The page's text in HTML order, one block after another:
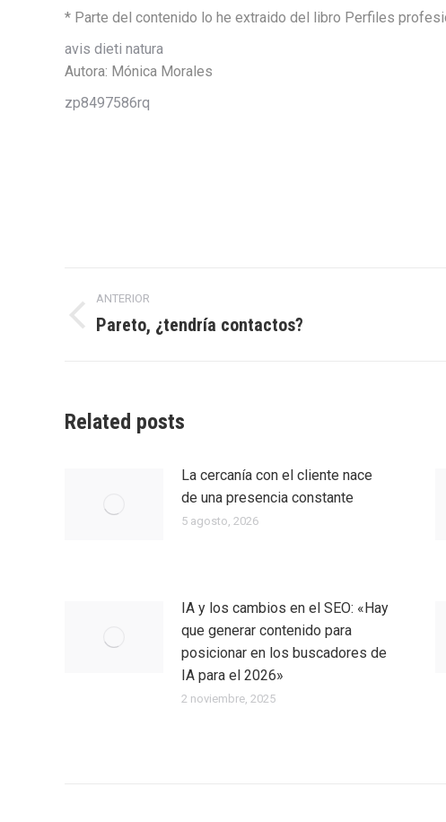
* Parte del contenido lo he extraido del libro Perfiles
avis dieti natura
Autora: Mónica Morales
zp8497586rq
Navegación
entre
ANTERIOR
Entrada
Pareto, ¿tendría contactos?
Related posts
La cercanía con el cliente nace
de una presencia constante
5 agosto, 2026
IA y los cambios en el SEO: «Hay
que generar contenido para
posicionar en los buscadores de
IA para el 2026»
2 noviembre, 2025